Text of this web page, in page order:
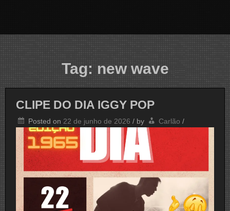
Tag: new wave
CLIPE DO DIA IGGY POP
Posted on 22 de junho de 2026 / by Carlão /